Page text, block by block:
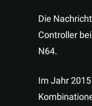
Die
Controller
N64.
Im Jahr